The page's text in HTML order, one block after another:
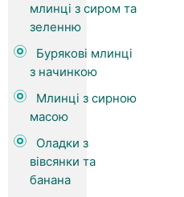
млинці з сиром та
зеленню
Бурякові млинці
з начинкою
Млинці з сирною
масою
Оладки з
вівсянки та
банана